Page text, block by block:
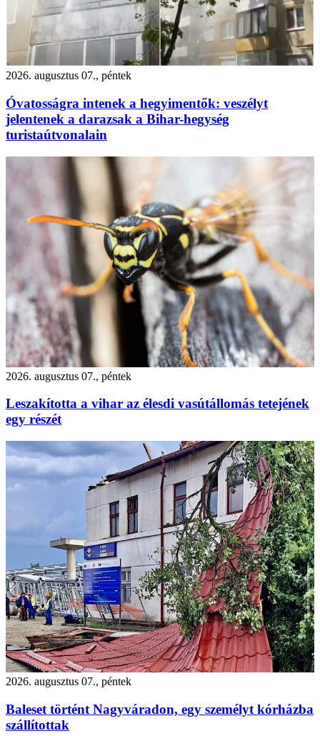
2026. augusztus 07., péntek
Óvatosságra intenek a hegyimentők: veszélyt
jelentenek a darazsak a Bihar-hegység
turistaútvonalain
2026. augusztus 07., péntek
Leszakította a vihar az élesdi vasútállomás tetejének
egy részét
2026. augusztus 07., péntek
Baleset történt Nagyváradon, egy személyt kórházba
szállítottak